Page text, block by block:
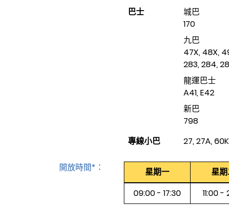
巴士
城巴
170
九巴
47X, 48X,
283, 284,
龍運巴士
A41, E42
新巴
798
專線小巴
27, 27A,
開放時間*： 星期一 星
09:00 - 17:30
11:00 -